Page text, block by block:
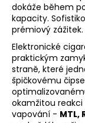
dokáže během
kapacity.
prémiový zážitek.
Elektronické
praktickým
straně, které
špičkovému
okamžitou
vapování - MTL,
e
t
e
n
a
j
í